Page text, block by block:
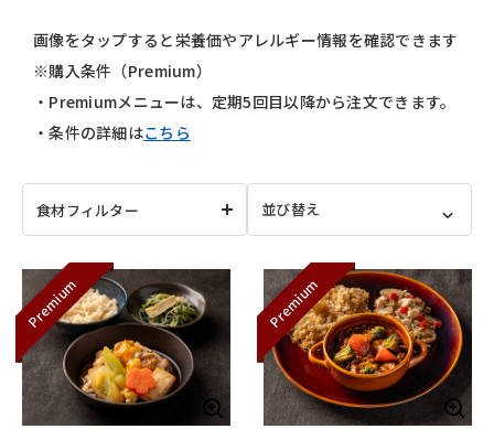
画像をタップすると栄養価やアレルギー情報を確認できます
※購入条件（Premium）
・Premiumメニューは、定期5回目以降から注文できます。
・条件の詳細はこちら
食材フィルター
Premium Premium